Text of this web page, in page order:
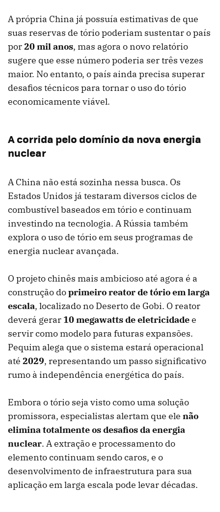
A própria China já possuía estimativas de que
suas reservas de tório poderiam sustentar o país
por20 mil anos, mas agora o novo relatório
sugere que esse número poderia ser três vezes
maior. No entanto, o país ainda precisa superar
desafios técnicos para tornar o uso do tório
economicamente viável.
A corrida pelo domínio da nova energia
nuclear
A China não está sozinha nessa busca. Os
Estados Unidos já testaram diversos ciclos de
combustível baseados em tório e continuam
investindo na tecnologia. A Rússia também
explora o uso de tório em seus programas de
energia nuclear avançada.
O projeto chinês mais ambicioso até agora é a
construção doprimeiro reator de tório em larga
escala, localizado no Deserto de Gobi. O reator
deverá gerar 10 megawatts de eletricidadee
servir como modelo para futuras expansões.
Pequim alega que o sistema estará operacional
até 2029, representando um passo significativo
rumo à independência energética do país.
Embora o tório seja visto como uma solução
promissora, especialistas alertam que ele não
elimina totalmente os desafios da energia
nuclear. A extração e processamento do
elemento continuam sendo caros, e o
desenvolvimento de infraestrutura para sua
aplicação em larga escala pode levar décadas.